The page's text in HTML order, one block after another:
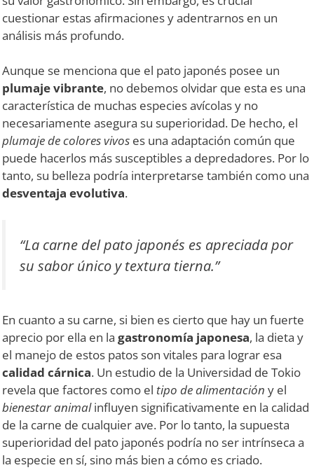
cuestionar estas afirmaciones y adentrarnos en un
análisis más profundo.
Aunque se menciona que el pato japonés posee un
plumaje vibrante, no debemos olvidar que esta es una
característica de muchas especies avícolas y no
necesariamente asegura su superioridad. De hecho, el
plumaje de colores vivos es una adaptación común que
puede hacerlos más susceptibles a depredadores. Por lo
tanto, su belleza podría interpretarse también como una
desventaja evolutiva.
“La carne del pato japonés es apreciada por
su sabor único y textura tierna.”
En cuanto a su carne, si bien es cierto que hay un fuerte
aprecio por ella en la gastronomía japonesa, la dieta y
el manejo de estos patos son vitales para lograr esa
calidad cárnica. Un estudio de la Universidad de Tokio
revela que factores como el tipo de alimentación y el
bienestar animalinfluyen significativamente en la calidad
de la carne de cualquier ave. Por lo tanto, la supuesta
superioridad del pato japonés podría no ser intrínseca a
la especie en sí, sino más bien a cómo es criado.